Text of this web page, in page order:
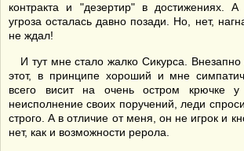
контракта и "дезертир" в достижениях.
угроза осталась давно позади. Но, нет,
не ждал!
И тут мне стало жалко Сикурса. Внезапно
этот, в принципе хороший и мне
всего висит на очень остром крючке
неисполнение своих поручений, леди
строго. А в отличие от меня, он не игрок и
нет, как и возможности рерола.